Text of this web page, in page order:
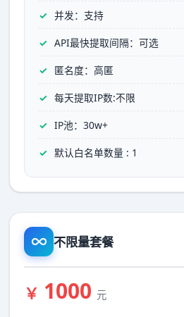
并发：支持
API最快提取间隔：可选
匿名度：高匿
每天提取IP数:不限
IP池：30w+
默认白名单数量 : 1
不限量套餐
￥ 1000 元